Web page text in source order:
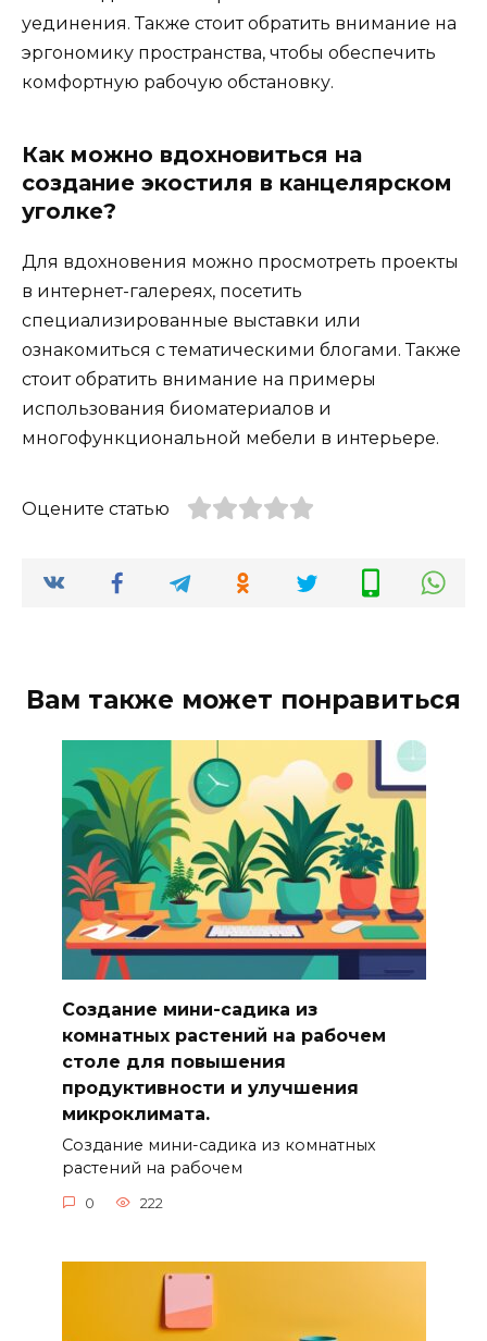
уединения. Также стоит обратить внимание на
эргономику пространства, чтобы обеспечить
комфортную рабочую обстановку.
Как можно вдохновиться на
создание экостиля в канцелярском
уголке?
Для вдохновения можно просмотреть проекты
в интернет-галереях, посетить
специализированные выставки или
ознакомиться с тематическими блогами. Также
стоит обратить внимание на примеры
использования биоматериалов и
многофункциональной мебели в интерьере.
Оцените статью
Вам также может понравиться
Создание мини-садика из
комнатных растений на рабочем
столе для повышения
продуктивности и улучшения
микроклимата.
Создание мини-садика из комнатных
растений на рабочем
0 222